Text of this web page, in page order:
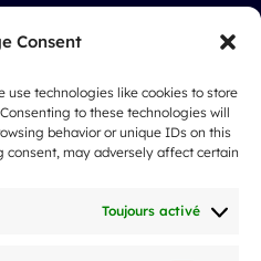
Consent
use technologies like cookies to store
to these technologies will
behavior or unique IDs on this
may adversely affect certain
Toujours activé